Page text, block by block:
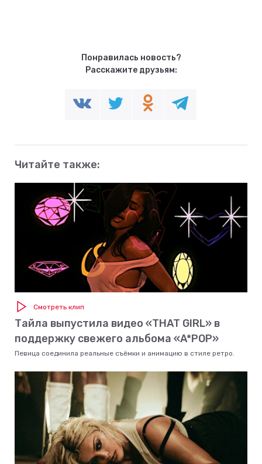
Понравилась новость?
Расскажите друзьям:
Читайте также:
Смотреть клип
Тайла выпустила видео «THAT GIRL» в
поддержку свежего альбома «A*POP»
Певица соединила реальные съёмки и анимацию в стиле ретро.